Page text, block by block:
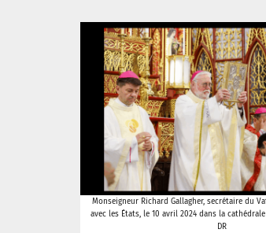
Monseigneur Richard Gallagher, secrétaire du
avec les États, le 10 avril 2024 dans la
DR